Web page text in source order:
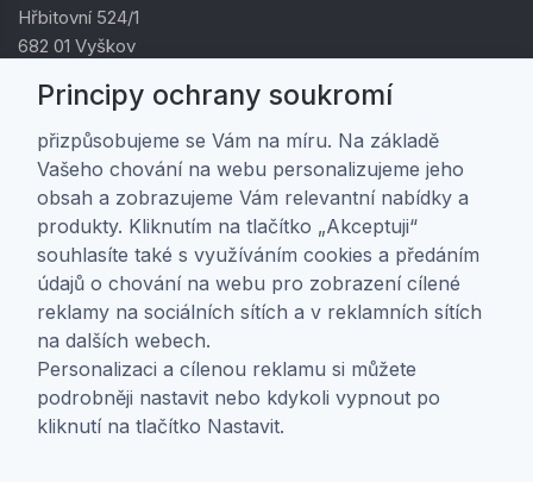
Hřbitovní 524/1
682 01 Vyškov
DIČ: CZ01805878
Zákaznická péče
Doprava a platba
Obchodní podmínky
Ochrana osobních údajů
Nastavení soukromí
O nás
Principy ochrany soukromí
přizpůsobujeme se Vám na míru. Na základě
Vašeho chování na webu personalizujeme jeho
obsah a zobrazujeme Vám relevantní nabídky a
produkty. Kliknutím na tlačítko „Akceptuji“
souhlasíte také s využíváním cookies a předáním
údajů o chování na webu pro zobrazení cílené
reklamy na sociálních sítích a v reklamních sítích
na dalších webech.
Personalizaci a cílenou reklamu si můžete
podrobněji nastavit nebo kdykoli vypnout po
kliknutí na tlačítko Nastavit.